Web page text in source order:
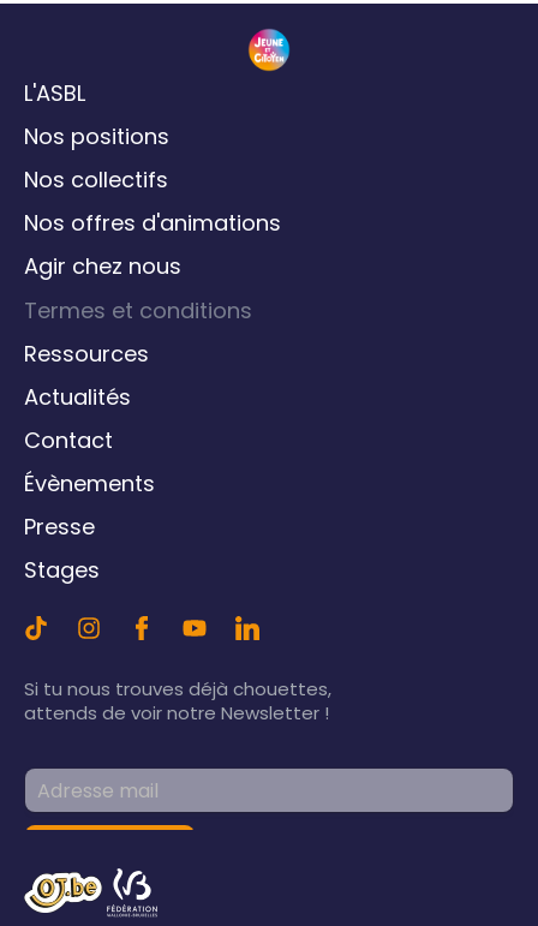
L'ASBL
Nos positions
Nos collectifs
Nos offres d'animations
Agir chez nous
Termes et conditions
Ressources
Actualités
Contact
Évènements
Presse
Stages
Si tu nous trouves déjà chouettes,
attends de voir notre Newsletter !